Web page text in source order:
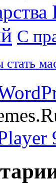
С
стать